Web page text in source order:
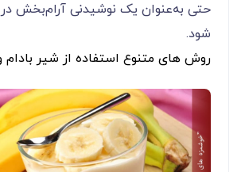
حتی به‌عنوان یک نوشیدنی آرام‌بخش
شود.
روش ‌های متنوع استفاده از شیر بادام